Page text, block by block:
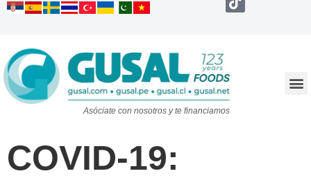
Asóciate con nosotros y te financiamos
COVID-19: